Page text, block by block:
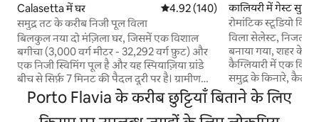
Calasetta में घर औसत रेटिंग 5 में से 4.92, 140 समीक्षाएँ
4.92 (140)
समुद्र तट के करीब निजी पूल विला
बिलकुल नया दो मंज़िला घर, जिसमें एक विशाल
बगीचा (3,000 वर्ग मीटर - 32,292 वर्ग फ़ुट) और
एक निजी स्विमिंग पूल है और यह स्पियाज़िया ग्रांडे
बीच से सिर्फ़ 7 मिनट की पैदल दूरी पर है। ग्रामीण
इलाके में स्थित और कुदरती माहौल के बीचों-बीच,
यह समुद्र के करीब रहते हुए सुकून और निजता देता
कालियरी में गेस्ट सुइट
रोमांटिक स्टूडियो
विला सेलेस्ट, निजता
बनाया गया, शहर के
कैग्लियारी में एक
समुद्र के किनारे, कैला
साथ, चट्टानों से होकर
लुभावने नज़ारों और
जो ट्रैकिंग या माउंटेन
Porto Flavia के करीब छुट्टियाँ बिताने के लिए